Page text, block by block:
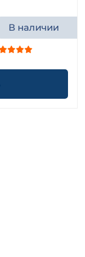
В наличии